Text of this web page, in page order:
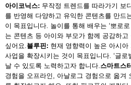
아이코닉스: 무작정 트렌드를 따라가기 보
를 반영해 다양하고 유익한 콘텐츠를 만드
이 목표입니다. 놀이를 통해 배우는 ‘뽀로
는 콘텐츠 등 아이와 부모가 함께 공감하
싶어요. 블루핀: 현재 영향력이 높은 아시
사업을 확장시키는 것이 목표입니다. ‘글로
날 수 있도록 노력하고자 합니다. 스마트스
경험을 오프라인, 아날로그 경험으로 옮겨